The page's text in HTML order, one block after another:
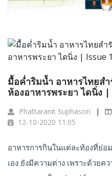
มื้อค่ำริมน้ำ อาหารไทยส
ห้องอาหารพระยา ไดนิ่ง |
Phattaranit Suphason
12-10-2020 11:05
อาหารการกินในแต่ละท้องที่ย่
เอง ยังมีความต่าง เพราะด้วย